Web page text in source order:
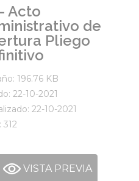
Acto
de
Pliego
196.76 KB
22-10-2021
22-10-2021
312
VISTA PREVIA